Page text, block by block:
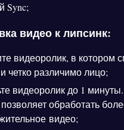
Sync;
видео к липсинк:
видеоролик, в котором
четко различимо лицо;
видеоролик до 1
обработать
видео;